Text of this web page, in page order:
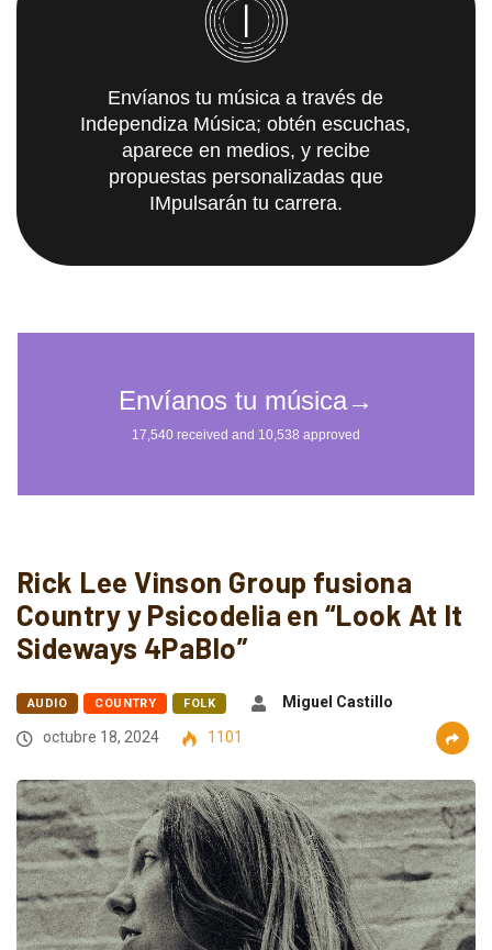
Envíanos tu música a través de
Independiza Música; obtén escuchas,
aparece en medios, y recibe
propuestas personalizadas que
IMpulsarán tu carrera.
Rick Lee Vinson Group fusiona
Country y Psicodelia en “Look At It
Sideways 4PaBlo”
AUDIO COUNTRY FOLK
Miguel Castillo
octubre 18, 2024
1101